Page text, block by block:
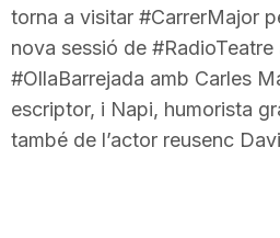
t
t
torna a visitar #CarrerMajor
nova sessió de #RadioTeatre
#OllaBarrejada amb Carles
escriptor, i Napi, humorista
també de l’actor reusenc